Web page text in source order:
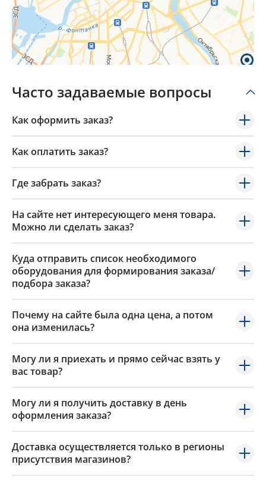
Часто задаваемые вопросы
Как оформить заказ?
Как оплатить заказ?
Где забрать заказ?
На сайте нет интересующего меня товара.
Можно ли сделать заказ?
Куда отправить список необходимого
оборудования для формирования заказа/
подбора заказа?
Почему на сайте была одна цена, а потом
она изменилась?
Могу ли я приехать и прямо сейчас взять у
вас товар?
Могу ли я получить доставку в день
оформления заказа?
Доставка осуществляется только в регионы
присутствия магазинов?